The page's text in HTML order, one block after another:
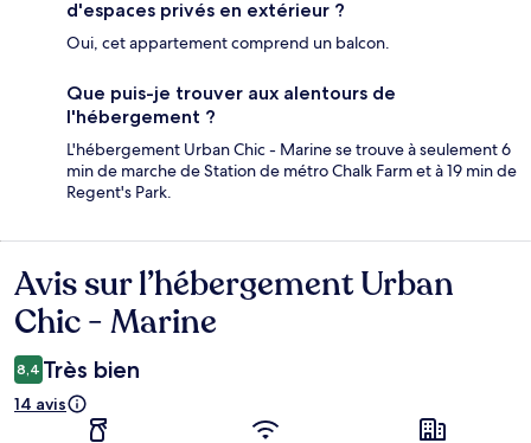
d'espaces privés en extérieur ?
Oui, cet appartement comprend un balcon.
Que puis-je trouver aux alentours de
l'hébergement ?
L'hébergement Urban Chic - Marine se trouve à seulement 6
min de marche de Station de métro Chalk Farm et à 19 min de
Regent's Park.
Avis
Avis sur l’hébergement Urban
Chic - Marine
8,4 Très bien
14 avis